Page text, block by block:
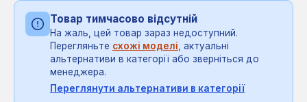
Товар тимчасово відсутній
На жаль, цей товар зараз недоступний.
Перегляньте схожі моделі, актуальні
альтернативи в категорії або зверніться до
менеджера.
Переглянути альтернативи в категорії